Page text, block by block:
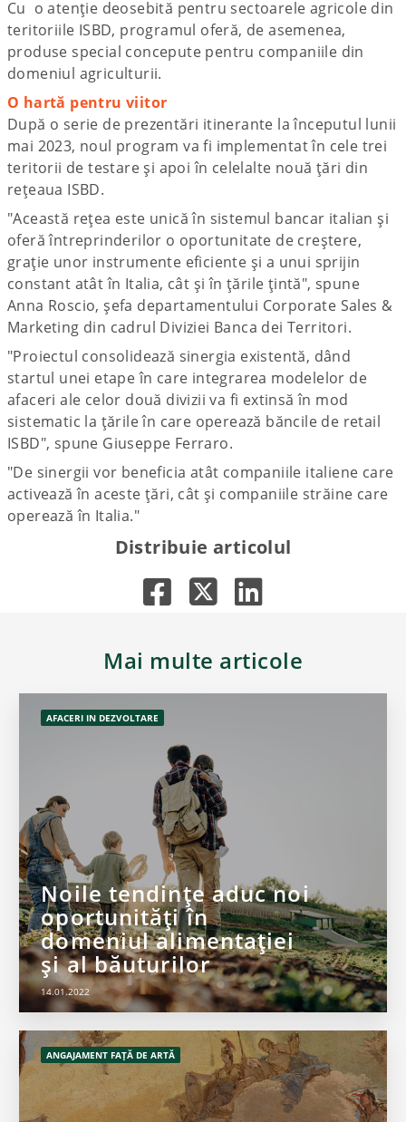
Cu o atenție deosebită pentru sectoarele agricole din
teritoriile ISBD, programul oferă, de asemenea,
produse special concepute pentru companiile din
domeniul agriculturii.
O hartă pentru viitor
După o serie de prezentări itinerante la începutul lunii
mai 2023, noul program va fi implementat în cele trei
teritorii de testare și apoi în celelalte nouă țări din
rețeaua ISBD.
"Această rețea este unică în sistemul bancar italian și
oferă întreprinderilor o oportunitate de creștere,
grație unor instrumente eficiente și a unui sprijin
constant atât în Italia, cât și în țările țintă", spune
Anna Roscio, șefa departamentului Corporate Sales &
Marketing din cadrul Diviziei Banca dei Territori.
"Proiectul consolidează sinergia existentă, dând
startul unei etape în care integrarea modelelor de
afaceri ale celor două divizii va fi extinsă în mod
sistematic la țările în care operează băncile de retail
ISBD", spune Giuseppe Ferraro.
"De sinergii vor beneficia atât companiile italiene care
activează în aceste țări, cât și companiile străine care
operează în Italia."
Distribuie articolul
Mai multe articole
AFACERI IN DEZVOLTARE
Noile tendințe aduc noi
oportunități în
domeniul alimentației
și al băuturilor
14.01.2022
ANGAJAMENT FAȚĂ DE ARTĂ